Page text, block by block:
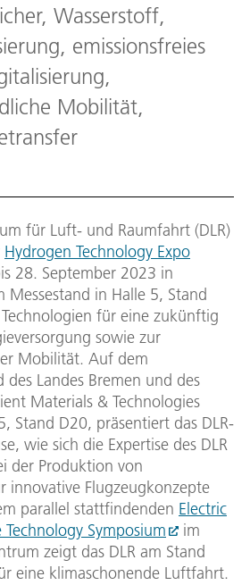
Wasserstoff,
emissionsfreies
Mobilität,
für Luft- und Raumfahrt (DLR)
Hydrogen Technology Expo
28. September 2023 in
Messestand in Halle 5, Stand
für eine zukünftig
sowie zur
Mobilität. Auf dem
des Landes Bremen und des
Materials & Technologies
Stand D20, präsentiert das DLR-
wie sich die Expertise des DLR
der Produktion von
innovative Flugzeugkonzepte
parallel stattfindenden Electric
Symposium
im
zeigt das DLR am Stand
eine klimaschonende Luftfahrt.